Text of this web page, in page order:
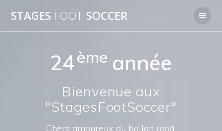
to
STAGES FOOT SOCCER
24ème année
Bienvenue aux
"StagesFootSoccer"
Chers amoureux du ballon rond,